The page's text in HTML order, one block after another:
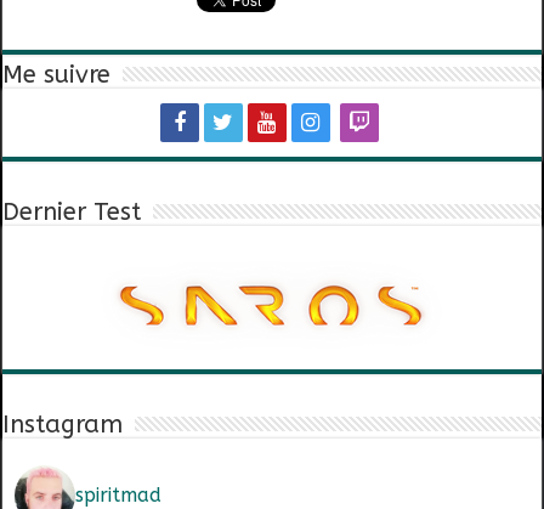
Me suivre
Dernier Test
Instagram
spiritmad